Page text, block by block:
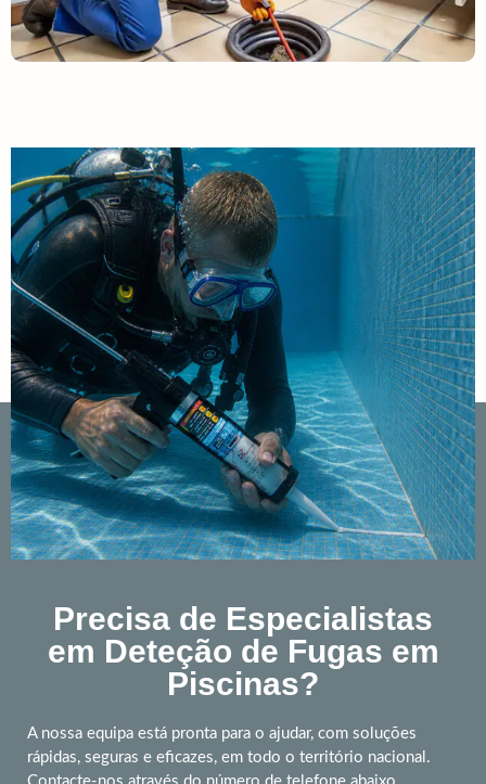
Precisa de Especialistas
em Deteção de Fugas em
Piscinas?
A nossa equipa está pronta para o ajudar, com soluções
rápidas, seguras e eficazes, em todo o território nacional.